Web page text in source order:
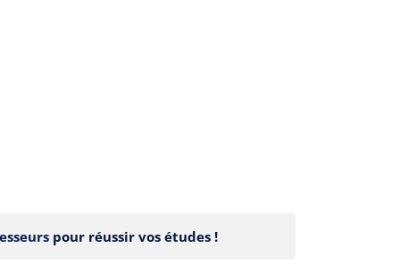
pour réussir vos études !